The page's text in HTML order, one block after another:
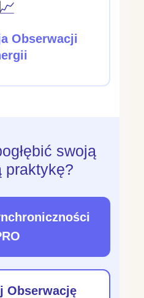
📈
Obserwacji
swoją
praktykę?
Obserwację